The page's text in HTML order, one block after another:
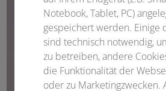
Notebook, Tablet, PC)
gespeichert werden. Einige
sind technisch notwendig,
zu betreiben, andere
die Funktionalität der
oder zu Marketingzwecken.